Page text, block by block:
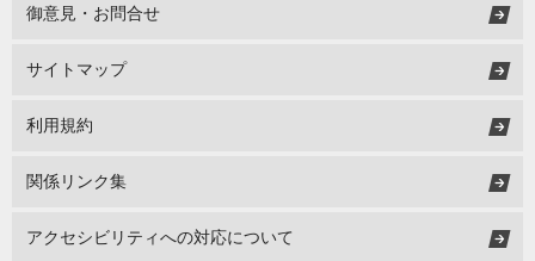
御意見・お問合せ
サイトマップ
利用規約
関係リンク集
アクセシビリティへの対応について